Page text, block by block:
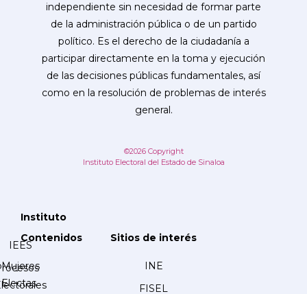
independiente sin necesidad de formar parte
de la administración pública o de un partido
político. Es el derecho de la ciudadanía a
participar directamente en la toma y ejecución
de las decisiones públicas fundamentales, así
como en la resolución de problemas de interés
general.
©2026 Copyright
Instituto Electoral del Estado de Sinaloa
Instituto
IEES
Contenidos
Mujeres
Electas
Sitios de interés
INE
FISEL